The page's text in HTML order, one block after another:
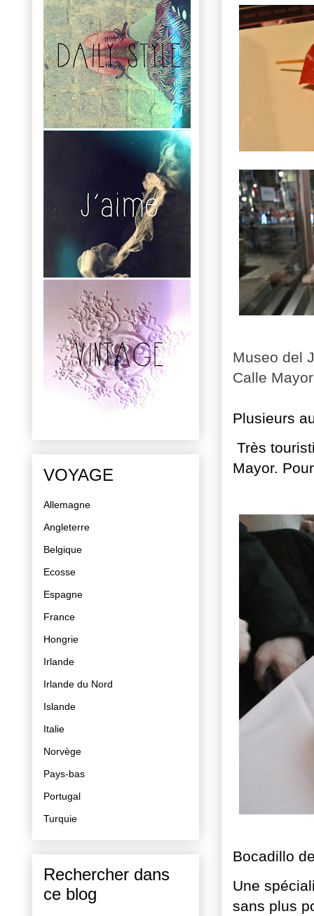
Museo del
Calle
Plusieurs
Très
Mayor.
Bocadillo
Une
sans plus
VOYAGE
Allemagne
Angleterre
Belgique
Ecosse
Espagne
France
Hongrie
Irlande
Irlande du Nord
Islande
Italie
Norvège
Pays-bas
Portugal
Turquie
Rechercher dans
ce blog